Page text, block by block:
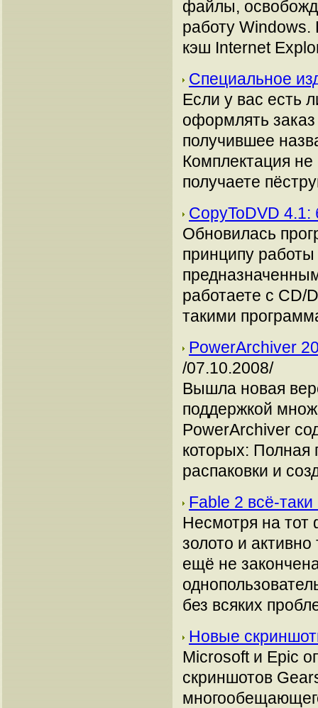
файлы,
работу
кэш Internet
Специальное
Если у вас есть
оформлять
получившее
Комплектация
получаете
CopyToDVD
Обновилась
принципу
работаете с CD/
такими
PowerArchiver
/07.10.2008/
Вышла новая
поддержкой
PowerArchiver
которых: Полная
распаковки и
Fable 2 всё-
Несмотря на тот
золото и
ещё не
без всяких
Новые
Microsoft и Epic
скриншотов